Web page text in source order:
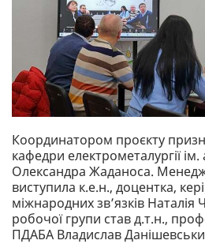
Координатором проєкту
кафедри електрометалургії
Олександра Жаданоса.
виступила к.е.н., доцентка,
міжнародних зв’язків
робочої групи став д.т.н.,
ПДАБА Владислав